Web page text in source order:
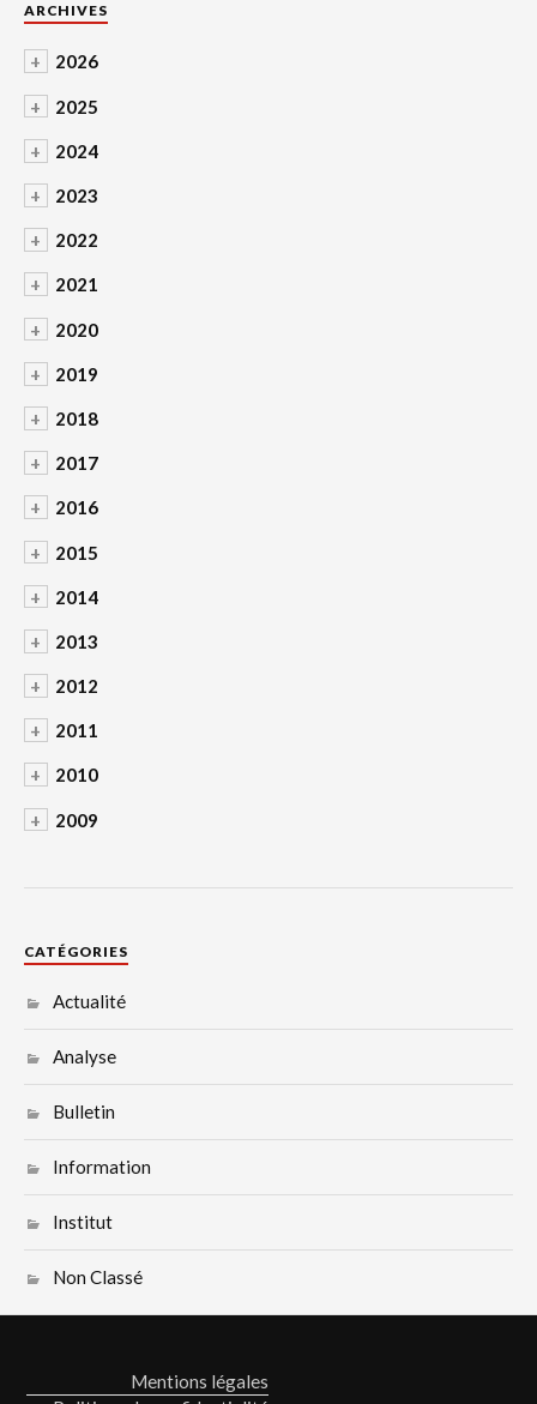
ARCHIVES
+ 2026
+ 2025
+ 2024
+ 2023
+ 2022
+ 2021
+ 2020
+ 2019
+ 2018
+ 2017
+ 2016
+ 2015
+ 2014
+ 2013
+ 2012
+ 2011
+ 2010
+ 2009
CATÉGORIES
Actualité
Analyse
Bulletin
Information
Institut
Non Classé
Mentions légales